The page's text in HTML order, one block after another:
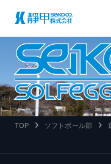
TOP ソフトボール部